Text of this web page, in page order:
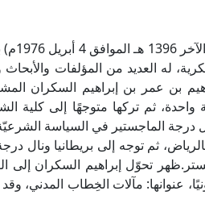
له العديد من المؤلفات
بن عمر بن إبراهيم السكران
واحدة، ثم تركها متوجهًا إلى كلية
درجة الماجستير في السياسة
ثم توجه إلى بريطانيا ونال
عنوانها: مآلات الخِطاب المدني،